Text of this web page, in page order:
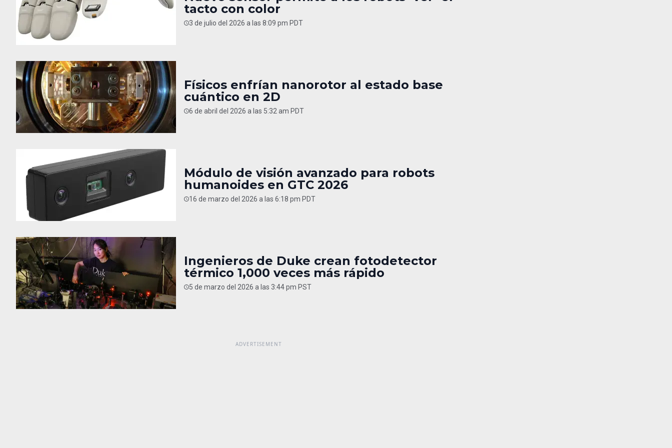
tacto con color
3 de julio del 2026 a las 8:09 pm PDT
Físicos enfrían nanorotor al estado base
cuántico en 2D
6 de abril del 2026 a las 5:32 am PDT
Módulo de visión avanzado para robots
humanoides en GTC 2026
16 de marzo del 2026 a las 6:18 pm PDT
Ingenieros de Duke crean fotodetector
térmico 1,000 veces más rápido
5 de marzo del 2026 a las 3:44 pm PST